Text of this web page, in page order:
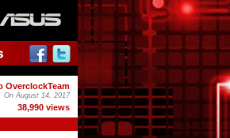
OverclockTeam
On August 14, 2017
38,990 views